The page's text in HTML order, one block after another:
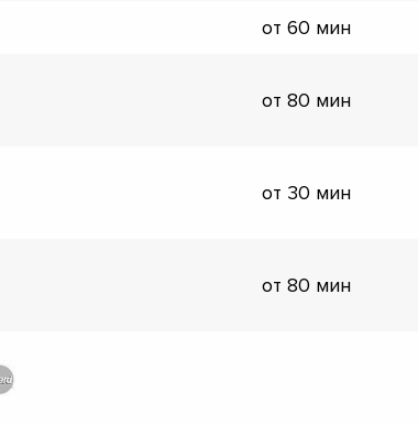
от 60 мин
от 80 мин
от 30 мин
от 80 мин